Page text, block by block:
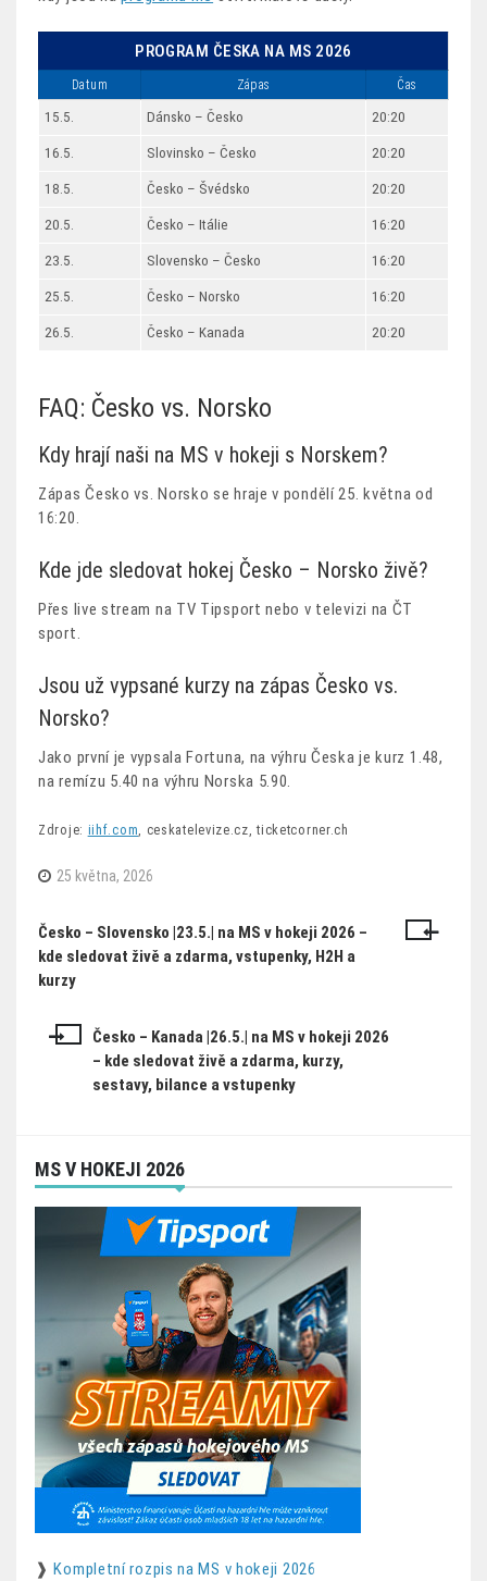
PROGRAM ČESKA NA MS 2026
Datum Zápas Čas
15.5. Dánsko – Česko 20:20
16.5. Slovinsko – Česko 20:20
18.5. Česko – Švédsko 20:20
20.5. Česko – Itálie 16:20
23.5. Slovensko – Česko 16:20
25.5. Česko – Norsko 16:20
26.5. Česko – Kanada 20:20
FAQ: Česko vs. Norsko
Kdy hrají naši na MS v hokeji s Norskem?
Zápas Česko vs. Norsko se hraje v pondělí 25. května od
16:20.
Kde jde sledovat hokej Česko – Norsko živě?
Přes live stream na TV Tipsport nebo v televizi na ČT
sport.
Jsou už vypsané kurzy na zápas Česko vs.
Norsko?
Jako první je vypsala Fortuna, na výhru Česka je kurz 1.48,
na remízu 5.40 na výhru Norska 5.90.
Zdroje: iihf.com , ceskatelevize.cz, ticketcorner.ch
25 května, 2026
Navigace
pro
příspěvek
Česko – Slovensko |23.5.| na MS v hokeji 2026 –
kde sledovat živě a zdarma, vstupenky, H2H a
kurzy
Česko – Kanada |26.5.| na MS v hokeji 2026
– kde sledovat živě a zdarma, kurzy,
sestavy, bilance a vstupenky
MS V HOKEJI 2026
❱Kompletní rozpis na MS v hokeji 2026